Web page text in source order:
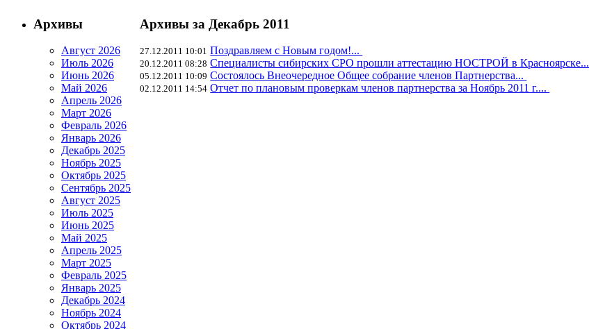
Архивы
Август 2026
Июль 2026
Июнь 2026
Май 2026
Апрель 2026
Март 2026
Февраль 2026
Январь 2026
Декабрь 2025
Ноябрь 2025
Октябрь 2025
Сентябрь 2025
Август 2025
Июль 2025
Июнь 2025
Май 2025
Апрель 2025
Март 2025
Февраль 2025
Январь 2025
Декабрь 2024
Ноябрь 2024
Октябрь 2024
Архивы за Декабрь 2011
27.12.2011 10:01 Поздравляем с Новым годом!...
20.12.2011 08:28 Специалисты сибирских СРО прошли аттестацию НОСТРОЙ в Красноярске...
05.12.2011 10:09 Состоялось Внеочередное Общее собрание членов Партнерства...
02.12.2011 14:54 Отчет по плановым проверкам членов партнерства за Ноябрь 2011 г....